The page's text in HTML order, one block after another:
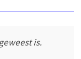
is.